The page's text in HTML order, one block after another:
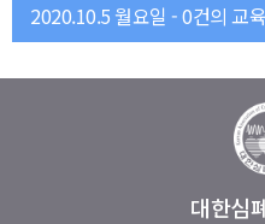
2020.10.5 월요일 - 0건의 교
대한심